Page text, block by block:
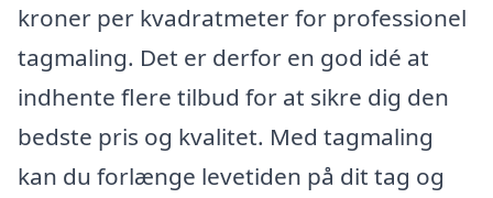
kroner per kvadratmeter for professionel
tagmaling. Det er derfor en god idé at
indhente flere tilbud for at sikre dig den
bedste pris og kvalitet. Med tagmaling
kan du forlænge levetiden på dit tag og